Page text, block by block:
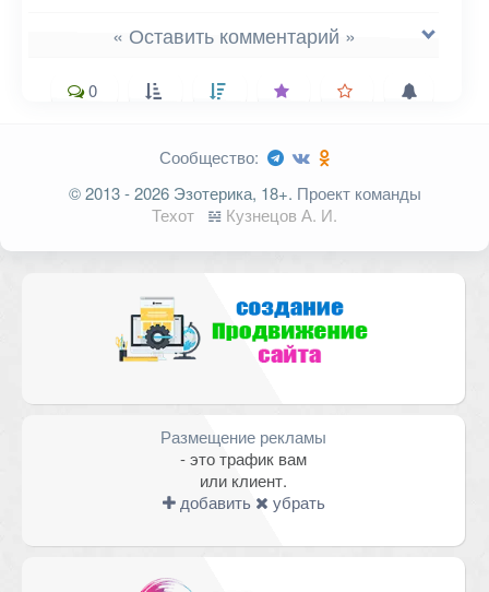
« Оставить комментарий »
Ваш адрес email не будет
опубликован.
Обязательные поля
Комментарий
0
Сообщество:
© 2013 - 2026 Эзотерика, 18+. Проект команды
Техот
𝌴 Кузнецов А. И.
Размещение рекламы
- это трафик вам
или клиент.
добавить
убрать